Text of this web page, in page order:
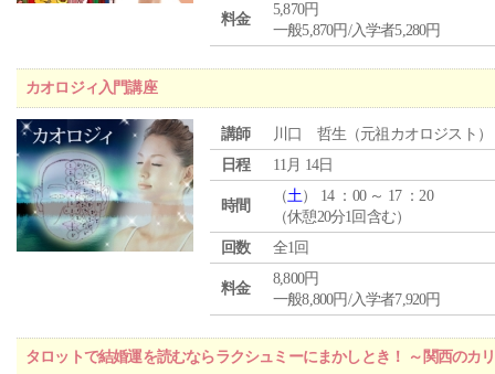
料金
5,870円
一般5,870円/入学者5,280円
カオロジィ入門講座
講師
川口 哲生（元祖カオロジスト）
日程
11月 14日
時間
（土） 14 ：00 ～ 17 ：20
（休憩20分1回含む）
回数
全1回
料金
8,800円
一般8,800円/入学者7,920円
タロットで結婚運を読むならラクシュミーにまかしとき！ ～関西のカ